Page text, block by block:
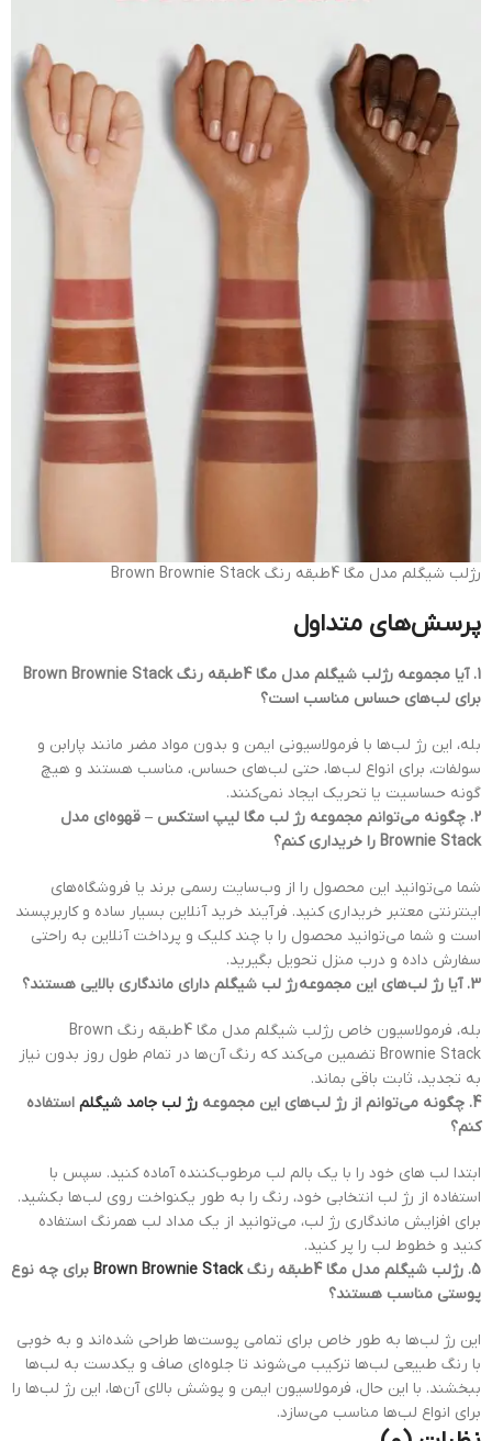
رژلب شیگلم مدل مگا 4طبقه رنگ Brown Brownie Stack
پرسش‌های متداول
1. آیا مجموعه رژلب شیگلم مدل مگا 4طبقه رنگ Brown Brownie Stack
برای لب‌های حساس مناسب است؟
بله، این رژ لب‌ها با فرمولاسیونی ایمن و بدون مواد مضر مانند پارابن و
سولفات، برای انواع لب‌ها، حتی لب‌های حساس، مناسب هستند و هیچ
گونه حساسیت یا تحریک ایجاد نمی‌کنند.
2. چگونه می‌توانم مجموعه رژ لب مگا لیپ استکس – قهوه‌ای مدل
Brownie Stack را خریداری کنم؟
شما می‌توانید این محصول را از وب‌سایت رسمی برند یا فروشگاه‌های
اینترنتی معتبر خریداری کنید. فرآیند خرید آنلاین بسیار ساده و کاربرپسند
است و شما می‌توانید محصول را با چند کلیک و پرداخت آنلاین به راحتی
سفارش داده و درب منزل تحویل بگیرید.
3. آیا رژ لب‌های این مجموعه
رژ لب شیگلم دارای ماندگاری بالایی هستند؟
بله، فرمولاسیون خاص رژلب شیگلم مدل مگا 4طبقه رنگ Brown
Brownie Stack تضمین می‌کند که رنگ آن‌ها در تمام طول روز بدون نیاز
به تجدید، ثابت باقی بماند.
4. چگونه می‌توانم از رژ لب‌های این مجموعه
رژ لب جامد شیگلم استفاده
کنم؟
ابتدا لب‌ های خود را با یک بالم لب مرطوب‌کننده آماده کنید. سپس با
استفاده از رژ لب انتخابی خود، رنگ را به طور یکنواخت روی لب‌ها بکشید.
برای افزایش ماندگاری رژ لب، می‌توانید از یک مداد لب همرنگ استفاده
کنید و خطوط لب را پر کنید.
5. رژلب شیگلم مدل مگا 4طبقه رنگ
Brown Brownie Stack برای چه نوع
پوستی مناسب هستند؟
این رژ لب‌ها به طور خاص برای تمامی پوست‌ها طراحی شده‌اند و به خوبی
با رنگ طبیعی لب‌ها ترکیب می‌شوند تا جلوه‌ای صاف و یکدست به لب‌ها
ببخشند. با این حال، فرمولاسیون ایمن و پوشش بالای آن‌ها، این رژ لب‌ها را
برای انواع لب‌ها مناسب می‌سازد.